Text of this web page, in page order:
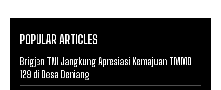
POPULAR ARTICLES
Brigjen TNI Jangkung Apresiasi Kemajuan TMMD
129 di Desa Deniang